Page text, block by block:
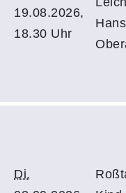
19.08.2026,
18.30 Uhr
Di.